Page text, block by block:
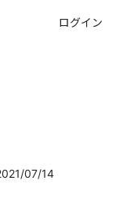
ログイン
07/14